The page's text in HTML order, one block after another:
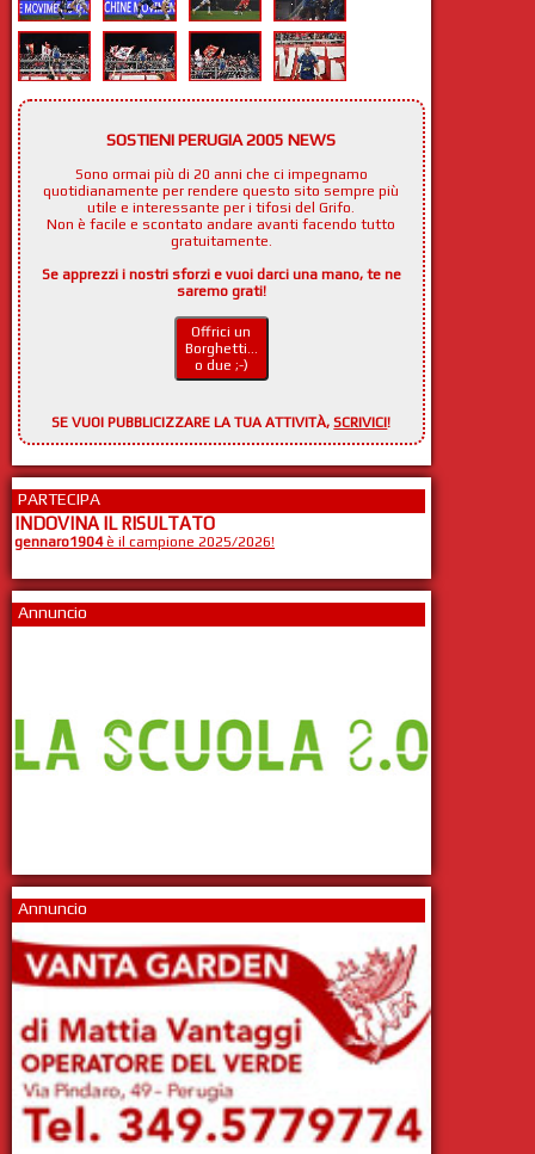
SOSTIENI PERUGIA 2005 NEWS
Sono ormai più di 20 anni che ci impegnamo
quotidianamente per rendere questo sito sempre più
utile e interessante per i tifosi del Grifo.
Non è facile e scontato andare avanti facendo tutto
gratuitamente.
Se apprezzi i nostri sforzi e vuoi darci una mano, te ne
saremo grati!
Offrici un
Borghetti...
o due ;-)
SE VUOI PUBBLICIZZARE LA TUA ATTIVITÀ,SCRIVICI!
PARTECIPA
INDOVINA IL RISULTATO
gennaro1904è il campione 2025/2026!
Annuncio
Annuncio